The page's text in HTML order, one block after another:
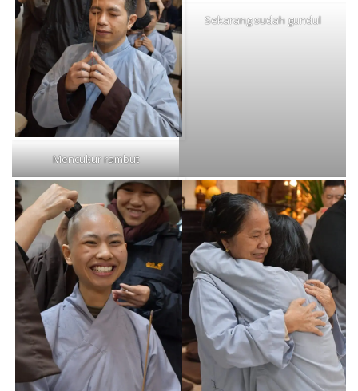
Mencukur rambut
Sekarang sudah gundul